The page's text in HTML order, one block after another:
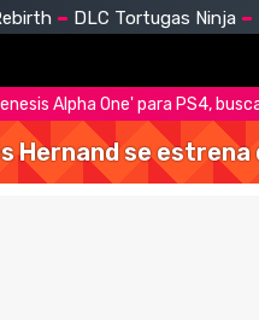
DLC Tortugas Ninja
Alpha One' para PS4,
Hernand se